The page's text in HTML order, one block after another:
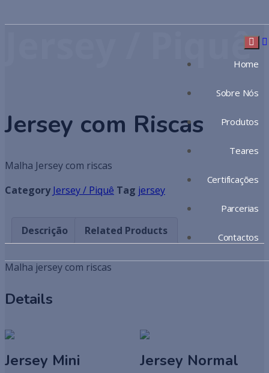
Home
Sobre Nós
Produtos
Teares
Certificações
Parcerias
Contactos
Jersey / Piquê
Jersey com Riscas
Malha Jersey com riscas
Category Jersey / Piquê Tag jersey
Descrição Related Products
Malha jersey com riscas
Details
Jersey Mini
Jersey Normal